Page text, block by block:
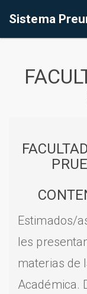
Sistema
Estimados/
les
materias de
Académica.